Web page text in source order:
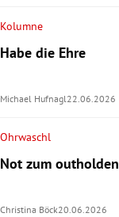
Kolumne
Habe die Ehre
Michael Hufnagl 22.06.2026
Ohrwaschl
Not zum outholden
Christina Böck20.06.2026